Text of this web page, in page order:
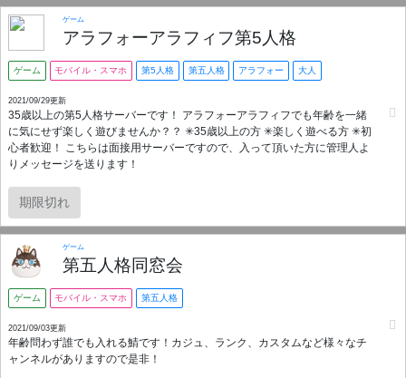
ゲーム
アラフォーアラフィフ第5人格
ゲーム モバイル・スマホ 第5人格 第五人格 アラフォー 大人
2021/09/29更新
35歳以上の第5人格サーバーです！ アラフォーアラフィフでも年齢を一緒
に気にせず楽しく遊びませんか？？ ✳35歳以上の方 ✳楽しく遊べる方 ✳初
心者歓迎！ こちらは面接用サーバーですので、入って頂いた方に管理人よ
りメッセージを送ります！
期限切れ
ゲーム
第五人格同窓会
ゲーム モバイル・スマホ 第五人格
2021/09/03更新
年齢問わず誰でも入れる鯖です！カジュ、ランク、カスタムなど様々なチ
ャンネルがありますので是非！